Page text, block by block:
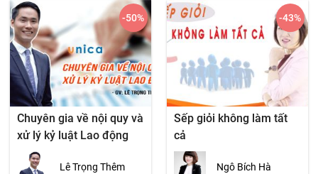
Chuyên gia về nội quy và
xử lý kỷ luật Lao động
Lê Trọng Thêm
-50%
Sếp giỏi không làm tất
cả
Ngô Bích Hà
-43%